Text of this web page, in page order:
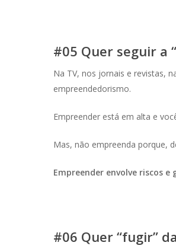
#05 Quer seguir a
Na TV, nos jornais e revistas,
empreendedorismo.
Empreender está em alta e
Mas, não empreenda porque,
Empreender envolve riscos
#06 Quer “fugir”